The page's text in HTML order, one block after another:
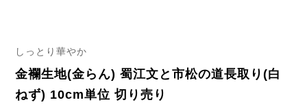
しっとり華やか
金襴生地(金らん) 蜀江文と市松の道長取り(白
ねず) 10cm単位 切り売り